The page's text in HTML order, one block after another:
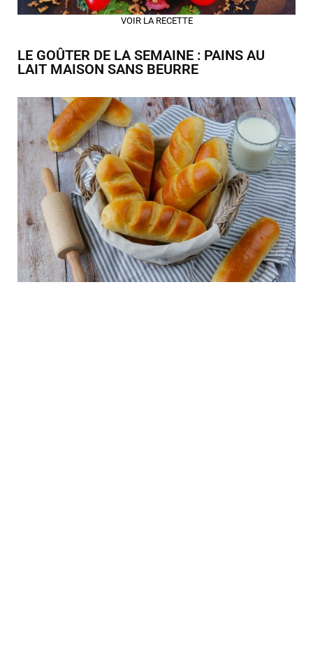
VOIR LA RECETTE
LE GOÛTER DE LA SEMAINE : PAINS AU
LAIT MAISON SANS BEURRE